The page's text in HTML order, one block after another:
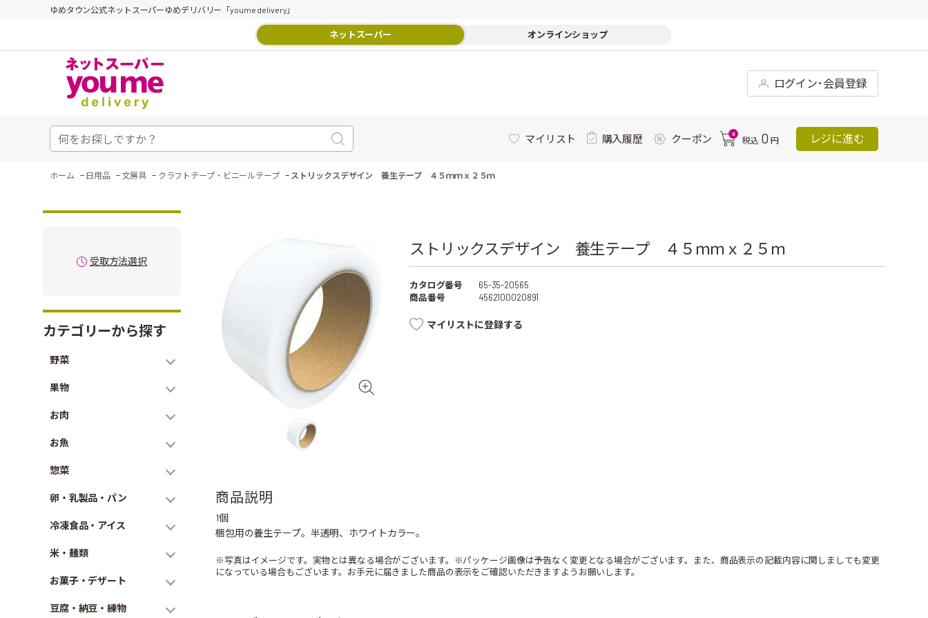
ゆめタウン公式ネットスーパーゆめデリバリー「youme delivery」
ネットスーパー オンラインショップ
ログイン･会員登録
マイリスト 購入履歴 クーポン 0
税込 0 円 レジに進む
ホーム - 日用品 - 文房具 - クラフトテープ・ビニールテープ - ストリックスデザイン 養生テープ ４５ｍｍｘ２５ｍ
受取方法選択
カテゴリーから探す
野菜
果物
お肉
お魚
惣菜
卵・乳製品・パン
冷凍食品・アイス
米・麺類
お菓子・デザート
豆腐・納豆・練物
ストリックスデザイン 養生テープ ４５ｍｍｘ２５ｍ
カタログ番号
65-35-20565
商品番号
4562100020891
マイリストに登録する
商品説明
1個
梱包用の養生テープ。半透明、ホワイトカラー。
※写真はイメージです。実物とは異なる場合がございます。※パッケージ画像は予告なく変更となる場合がございます。また、商品表示の記載内容に関しましても変更
になっている場合もございます。お手元に届きました商品の表示をご確認いただきますようお願いします。